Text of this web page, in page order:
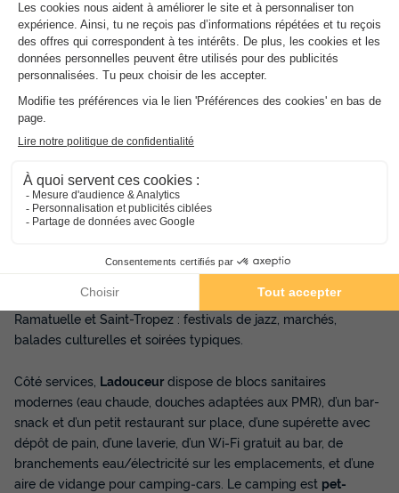
plage de l’Escalet. Le site propose plus de 120 emplacements
spacieux (à partir de 80 m²), chacun ombragé et alimenté en
électricité, parfait pour tentes, caravanes ou camping-cars.
Une piscine ? Non, mais c’est la mer turquoise à seulement
quelques minutes à pied, avec des criques sauvages, des
coins snorkeling et des panoramas à couper le souffle au Cap
Taillat et au Cap Camarat.
Côté activités, le camping propose un véritable concentré de
loisirs en plein air : ping-pong, pétanque, basketball, location
de vélos, activités nautiques à proximité (kayak, paddle, voile…
depuis la pinède qui surplombe les plages. Une aire de jeux
intérieure est également disponible pour les plus jeunes. Enfin,
le camping facilite l’accès aux animations estivales de
Ramatuelle et Saint-Tropez : festivals de jazz, marchés,
balades culturelles et soirées typiques.
Côté services, Ladouceur dispose de blocs sanitaires
modernes (eau chaude, douches adaptées aux PMR), d’un bar-
snack et d’un petit restaurant sur place, d’une supérette avec
dépôt de pain, d’une laverie, d’un Wi‑Fi gratuit au bar, de
branchements eau/électricité sur les emplacements, et d’une
aire de vidange pour camping‑cars. Le camping est pet-